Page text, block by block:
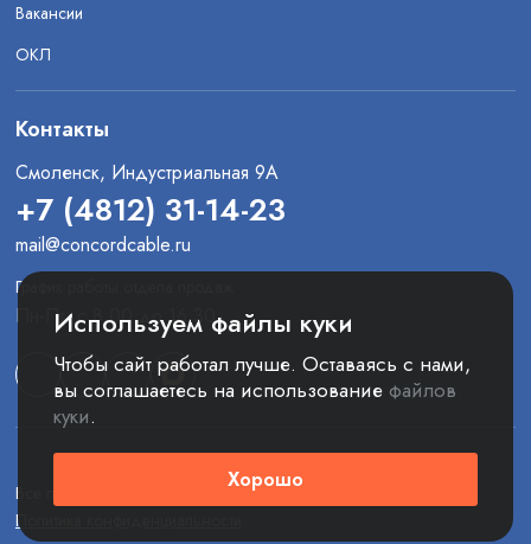
Вакансии
ОКЛ
Контакты
Смоленск, Индустриальная 9А
+7 (4812) 31-14-23
mail@concordcable.ru
График работы отдела продаж
Пн-Пт: с 8:00 до 16:30
Все права защищены. © 2025 ООО «Конкорд»
Политика конфиденциальности
Используем файлы куки
Чтобы сайт работал лучше. Оставаясь с нами,
вы соглашаетесь на использование файлов
куки.
Хорошо